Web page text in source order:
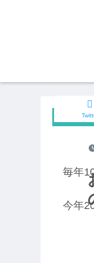
自然の話
毎年
今年